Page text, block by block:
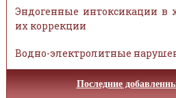
Эндогенные интоксикации
их коррекции
Водно-электролитные
Последние